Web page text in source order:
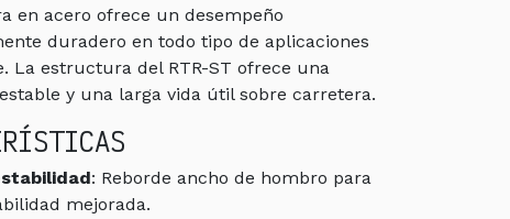
en acero ofrece un desempeño
duradero en todo tipo de aplicaciones
La estructura del RTR-ST ofrece una
y una larga vida útil sobre carretera.
: Reborde ancho de hombro para
mejorada.